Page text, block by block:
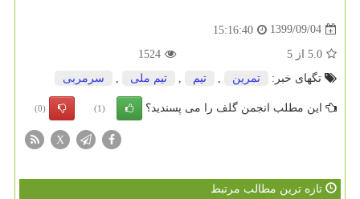
1399/09/04
15:16:40
5.0 از 5
1524
تگهای خبر:
تمرین تیم تیم ملی سرمربی
این مطلب انجمن گلف را می پسندید؟ (1)
(0)
X
تازه ترین مطالب مرتبط